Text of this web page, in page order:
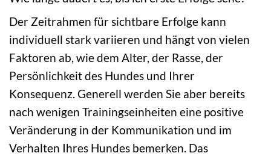
Der Zeitrahmen für sichtbare Erfolge kann
individuell stark variieren und hängt von vielen
Faktoren ab, wie dem Alter, der Rasse, der
Persönlichkeit des Hundes und Ihrer
Konsequenz. Generell werden Sie aber bereits
nach wenigen Trainingseinheiten eine positive
Veränderung in der Kommunikation und im
Verhalten Ihres Hundes bemerken. Das